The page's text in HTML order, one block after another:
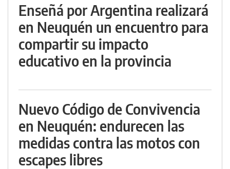
Enseñá por Argentina realizará
en Neuquén un encuentro para
compartir su impacto
educativo en la provincia
Nuevo Código de Convivencia
en Neuquén: endurecen las
medidas contra las motos con
escapes libres